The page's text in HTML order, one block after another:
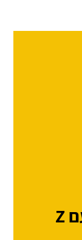
הפעלות ליום הולדת 9 עם Z